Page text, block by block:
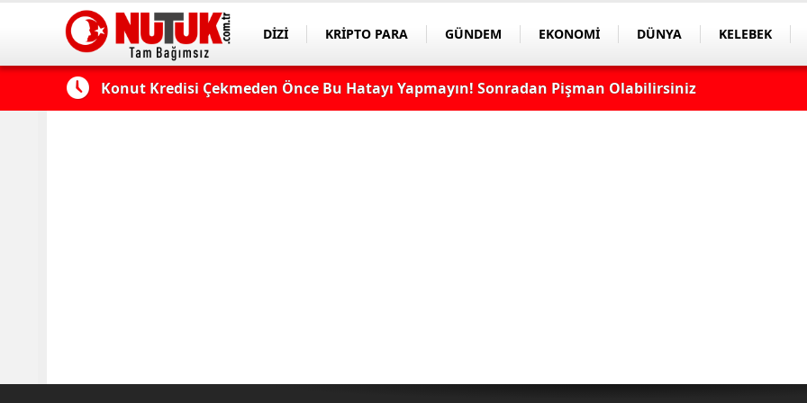
DİZİ KRİPTO PARA GÜNDEM EKONOMİ DÜNYA KELEBEK
Edilmeli? Konut Kredisi Çekmeden Önce Bu Hatayı Yapmayın! Sonradan Pişman Olabilirsiniz